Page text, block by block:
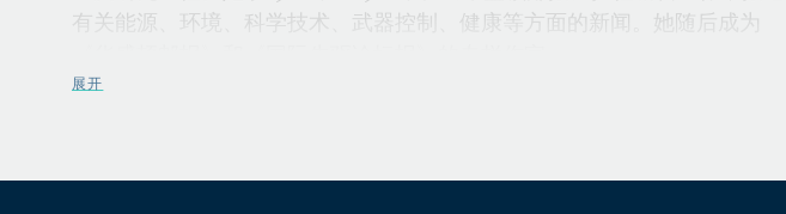
有关能源、环境、科学技术、武器控制、健康等方面的新闻。她随后成为
展开